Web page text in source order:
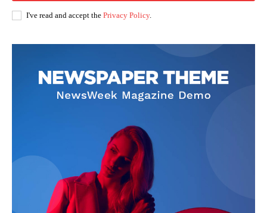
I've read and accept the Privacy Policy.